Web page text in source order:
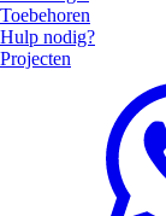
Toebehoren
Hulp nodig?
Projecten